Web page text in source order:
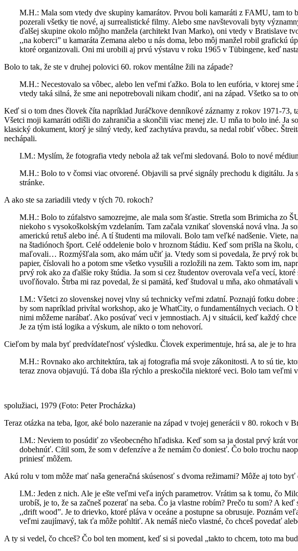
M.H.: Mala som vtedy dve skupiny kamarátov. Prvou boli kamaráti z FAMU, tam
pozerali všetky tie nové, aj surrealistické filmy. Alebo sme navštevovali byty
ďalšej skupine okolo môjho manžela (architekt Ivan Marko), oni vtedy v Bratislave
,,na koberci” u kamaráta Zemana alebo u nás doma, lebo môj manžel robil grafickú
ktoré organizovali. Oni mi urobili aj prvú výstavu v roku 1965 v Tübingene, keď
Bolo to tak, že ste v druhej polovici 60. rokov mentálne žili na západe?
M.H.: Necestovalo sa vôbec, alebo len veľmi ťažko. Bola to len eufória, v ktorej
vtedy taká silná, že sme ani nepotrebovali nikam chodiť, ani na západ. Všetko sa to
Keď si o tom dnes človek číta napríklad Juráčkove denníkové záznamy z rokov 1971-
Všetci moji kamaráti odišli do zahraničia a skončili viac menej zle. U mňa to bolo iné. Ja
klasický dokument, ktorý je silný vtedy, keď zachytáva pravdu, sa nedal robiť vôbec.
nechápali.
I.M.: Myslím, že fotografia vtedy nebola až tak veľmi sledovaná. Bolo to nové
M.H.: Bolo to v čomsi viac otvorené. Objavili sa prvé signály prechodu k digitálu.
stránke.
A ako ste sa zariadili vtedy v tých 70. rokoch?
M.H.: Bolo to zúfalstvo samozrejme, ale mala som šťastie. Stretla som Brimicha
niekoho s vysokoškolským vzdelaním. Tam začala vznikať slovenská nová vlna. Ja
americkú retuš alebo iné. A tí študenti ma milovali. Bolo tam veľké nadšenie. Viete,
na štadiónoch šport. Celé oddelenie bolo v hroznom štádiu. Keď som prišla na
maľovali… Rozmýšľala som, ako mám učiť ja. Vtedy som si povedala, že prvý rok
papier, číslovali ho a potom sme všetko vysušili a rozložili na zem. Takto som im,
prvý rok ako za ďalšie roky štúdia. Ja som si cez študentov overovala veľa vecí,
uvoľňovalo. Štrba mi raz povedal, že si pamätá, keď študoval u mňa, ako ohmatávali
I.M.: Všetci zo slovenskej novej vlny sú technicky veľmi zdatní. Poznajú fotku
by som napríklad privítal workshop, ako je WhatCity, o fundamentálnych veciach.
nimi môžeme narábať. Ako posúvať veci v jemnostiach. Aj v situácii, keď každý
Je za tým istá logika a výskum, ale nikto o tom nehovorí.
Cieľom by mala byť predvídateľnosť výsledku. Človek experimentuje, hrá sa, ale je to hra
M.H.: Rovnako ako architektúra, tak aj fotografia má svoje zákonitosti. A to sú tie,
teraz znova objavujú. Tá doba išla rýchlo a preskočila niektoré veci. Bolo tam veľmi
spolužiaci, 1979 (Foto: Peter Procházka)
Teraz otázka na teba, Igor, aké bolo nazeranie na západ v tvojej generácii v 80. rokoch v
I.M.: Neviem to posúdiť zo všeobecného hľadiska. Keď som sa ja dostal prvý krát
dobehnúť. Cítil som, že som v defenzíve a že nemám čo doniesť. Čo bolo trochu
priniesť môžem.
Akú rolu v tom môže mať naša generačná skúsenosť s dvoma režimami? Môže aj toto
I.M.: Jeden z nich. Ale je ešte veľmi veľa iných parametrov. Vrátim sa k tomu, čo
urobíš, je to, že sa začneš pozerať na seba. Čo ja vlastne robím? Prečo tu som? A
,,drift wood”. Je to drievko, ktoré pláva v oceáne a postupne sa obrusuje.
veľmi zaujímavý, tak ťa môže pohltiť. Ak nemáš niečo vlastné, čo chceš povedať
A ty si vedel, čo chceš? Čo bol ten moment, keď si si povedal „takto to chcem, toto ma